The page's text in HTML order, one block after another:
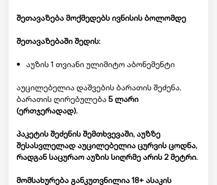
შეთავაზება მოქმედებს ივნისის ბოლომდე
შეთავაზებაში შედის:
აუზის 1 თვიანი ულიმიტო აბონემენტი
აუცილებელია დაშვების ბარათის შეძენა,
ბარათის ღირებულება 5 ლარი
(ერთჯერადად).
პაკეტის შეძენის შემთხვევაში, აუზზე
შესასვლელად აუცილებელია ცურვის ცოდნა,
რადგან საცურაო აუზის სიღრმე არის 2 მეტრი.
მომსახურება განკუთვნილია 18+ ასაკის